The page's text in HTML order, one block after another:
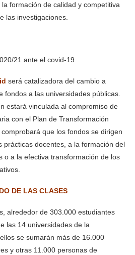
formación de calidad y competitiva
las investigaciones.
será catalizadora del cambio a
fondos a las universidades públicas.
estará vinculada al compromiso de
con el Plan de Transformación
que los fondos se dirigen
prácticas docentes, a la formación del
o a la efectiva transformación de los
DE LAS CLASES
alrededor de 303.000 estudiantes
las 14 universidades de la
se sumarán más de 16.000
y otras 11.000 personas de